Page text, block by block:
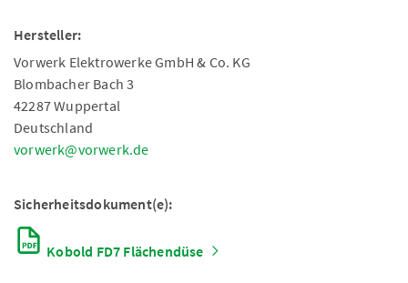
Hersteller:
Vorwerk Elektrowerke GmbH & Co. KG
Blombacher Bach 3
42287 Wuppertal
Deutschland
vorwerk@vorwerk.de
Sicherheitsdokument(e):
Kobold FD7 Flächendüse